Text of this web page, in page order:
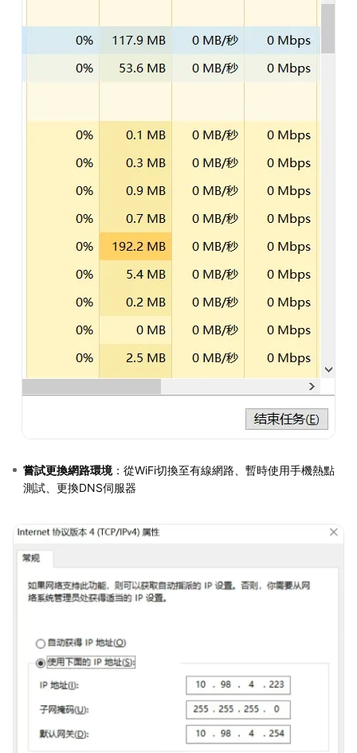
嘗試更換網路環境：從WiFi切換至有線網路、暫時使用手機熱點
測試、更換DNS伺服器